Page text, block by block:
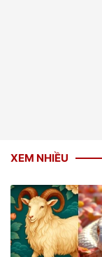
XEM NHIỀU